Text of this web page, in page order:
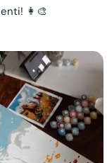
👩‍🎨